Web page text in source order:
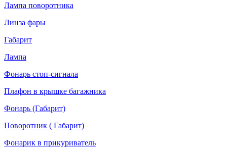
Лампа поворотника
Линза фары
Габарит
Лампа
Фонарь стоп-сигнала
Плафон в крышке багажника
Фонарь (Габарит)
Поворотник ( Габарит)
Фонарик в прикуриватель